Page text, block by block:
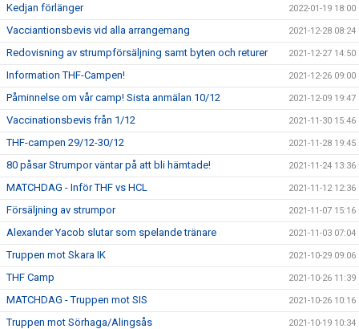
Kedjan förlänger 2022-01-19 18:00
Vacciantionsbevis vid alla arrangemang 2021-12-28 08:24
Redovisning av strumpförsäljning samt byten och returer 2021-12-27 14:50
Information THF-Campen! 2021-12-26 09:00
Påminnelse om vår camp! Sista anmälan 10/12 2021-12-09 19:47
Vaccinationsbevis från 1/12 2021-11-30 15:46
THF-campen 29/12-30/12 2021-11-28 19:45
80 påsar Strumpor väntar på att bli hämtade! 2021-11-24 13:36
MATCHDAG - Inför THF vs HCL 2021-11-12 12:36
Försäljning av strumpor 2021-11-07 15:16
Alexander Yacob slutar som spelande tränare 2021-11-03 07:04
Truppen mot Skara IK 2021-10-29 09:06
THF Camp 2021-10-26 11:39
MATCHDAG - Truppen mot SIS 2021-10-26 10:16
Truppen mot Sörhaga/Alingsås 2021-10-19 10:34